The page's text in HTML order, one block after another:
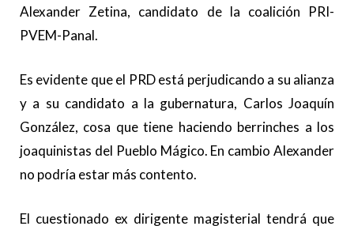
Alexander Zetina, candidato de la coalición PRI-
PVEM-Panal.
Es evidente que el PRD está perjudicando a su alianza
y a su candidato a la gubernatura, Carlos Joaquín
González, cosa que tiene haciendo berrinches a los
joaquinistas del Pueblo Mágico. En cambio Alexander
no podría estar más contento.
El cuestionado ex dirigente magisterial tendrá que